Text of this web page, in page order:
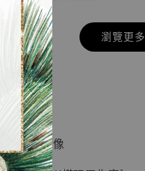
【店內現貨】七龍珠
列蒐藏雕像 悟空
鳥山明紀念款 [奇蹟
工作室]
-
瀏覽更多
具】
列蒐藏雕像